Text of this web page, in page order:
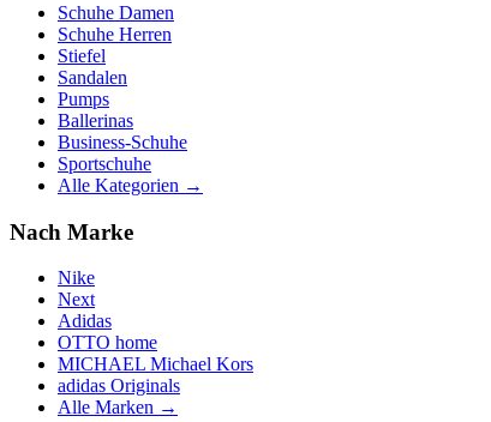
Schuhe Damen
Schuhe Herren
Stiefel
Sandalen
Pumps
Ballerinas
Business-Schuhe
Sportschuhe
Alle Kategorien →
Nach Marke
Nike
Next
Adidas
OTTO home
MICHAEL Michael Kors
adidas Originals
Alle Marken →